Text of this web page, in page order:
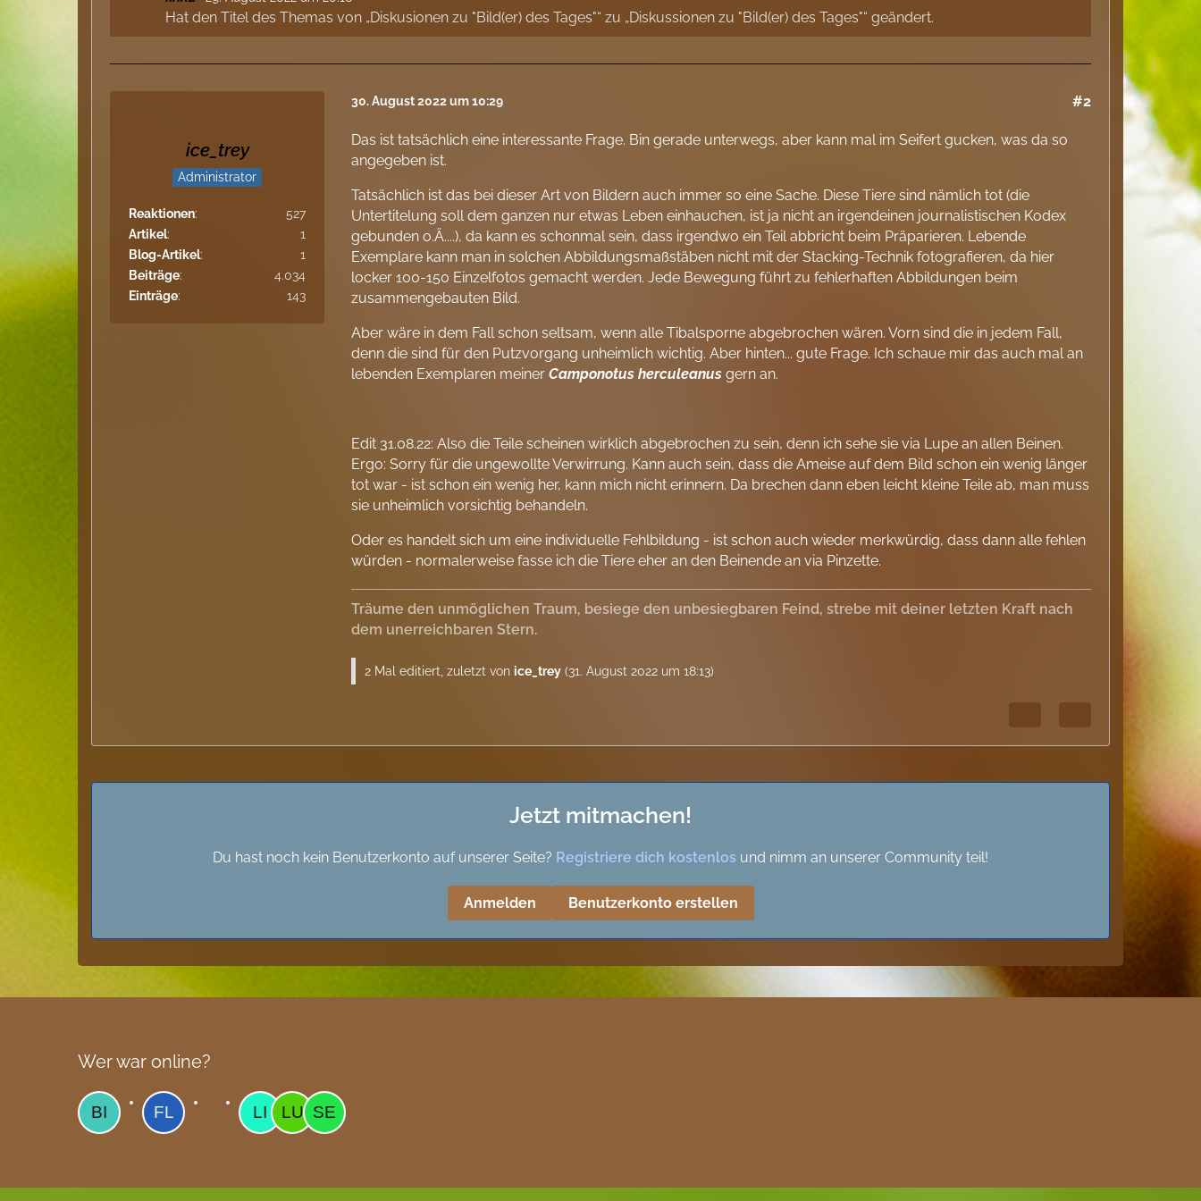
Hat den Titel des Themas von „Diskusionen zu "Bild(er) des Tages"“ zu „Diskussionen zu "Bild(er) des Tages"“ geändert.
ice_trey
Administrator
Reaktionen
527
Artikel
1
Blog-Artikel
1
Beiträge
4.034
Einträge
143
30. August 2022 um 10:29 #2
Das ist tatsächlich eine interessante Frage. Bin gerade unterwegs, aber kann mal im Seifert gucken, was da so
angegeben ist.
Tatsächlich ist das bei dieser Art von Bildern auch immer so eine Sache. Diese Tiere sind nämlich tot (die
Untertitelung soll dem ganzen nur etwas Leben einhauchen, ist ja nicht an irgendeinen journalistischen Kodex
gebunden o.Ä....), da kann es schonmal sein, dass irgendwo ein Teil abbricht beim Präparieren. Lebende
Exemplare kann man in solchen Abbildungsmaßstäben nicht mit der Stacking-Technik fotografieren, da hier
locker 100-150 Einzelfotos gemacht werden. Jede Bewegung führt zu fehlerhaften Abbildungen beim
zusammengebauten Bild.
Aber wäre in dem Fall schon seltsam, wenn alle Tibalsporne abgebrochen wären. Vorn sind die in jedem Fall,
denn die sind für den Putzvorgang unheimlich wichtig. Aber hinten... gute Frage. Ich schaue mir das auch mal an
lebenden Exemplaren meinerCamponotus herculeanus gern an.
Edit 31.08.22: Also die Teile scheinen wirklich abgebrochen zu sein, denn ich sehe sie via Lupe an allen Beinen.
Ergo: Sorry für die ungewollte Verwirrung. Kann auch sein, dass die Ameise auf dem Bild schon ein wenig länger
tot war - ist schon ein wenig her, kann mich nicht erinnern. Da brechen dann eben leicht kleine Teile ab, man muss
sie unheimlich vorsichtig behandeln.
Oder es handelt sich um eine individuelle Fehlbildung - ist schon auch wieder merkwürdig, dass dann alle fehlen
würden - normalerweise fasse ich die Tiere eher an den Beinende an via Pinzette.
Träume den unmöglichen Traum, besiege den unbesiegbaren Feind, strebe mit deiner letzten Kraft nach
dem unerreichbaren Stern.
2 Mal editiert, zuletzt vonice_trey (31. August 2022 um 18:13)
Jetzt mitmachen!
Du hast noch kein Benutzerkonto auf unserer Seite? Registriere dich kostenlos und nimm an unserer Community teil!
Benutzerkonto erstellen
Anmelden
Wer war online?